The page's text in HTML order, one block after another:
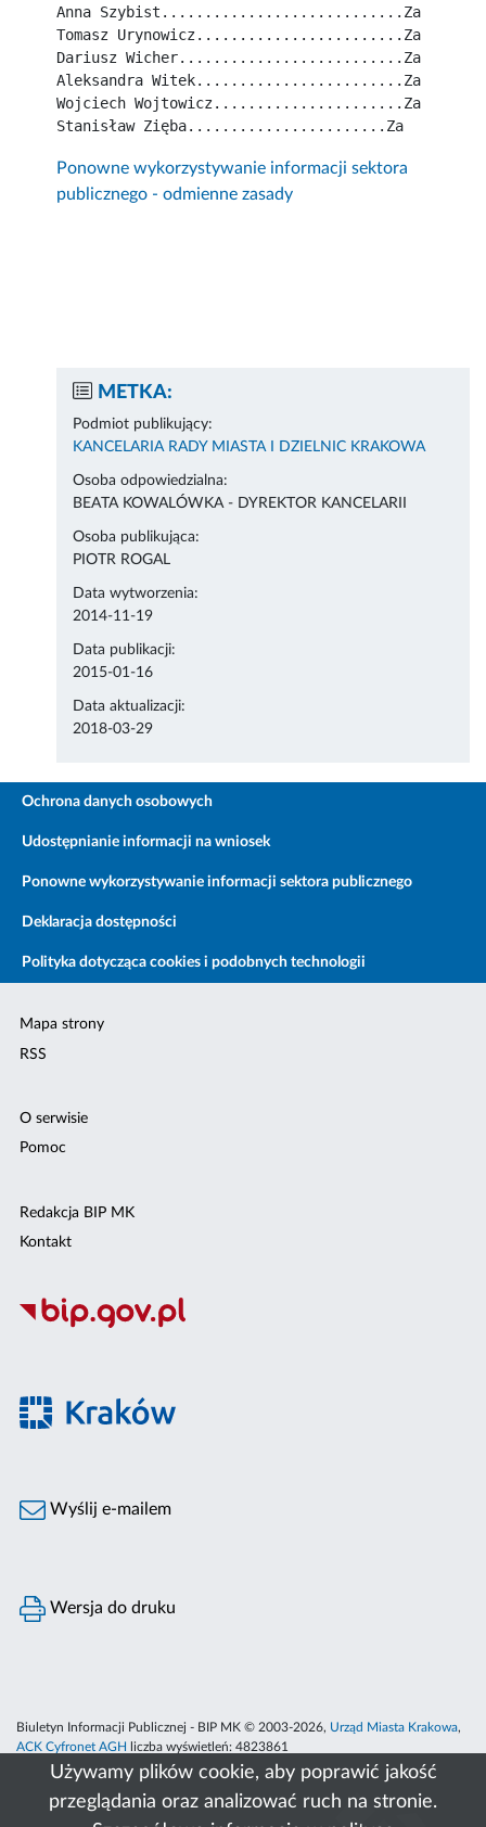
Używamy plików cookie, aby poprawić jakość
przeglądania oraz analizować ruch na stronie.
Anna Szybist............................Za
Tomasz Urynowicz........................Za
Dariusz Wicher..........................Za
Aleksandra Witek........................Za
Wojciech Wojtowicz......................Za
Stanisław Zięba.......................Za
Ponowne wykorzystywanie informacji sektora
publicznego - odmienne zasady
METKA:
Podmiot publikujący:
KANCELARIA RADY MIASTA I DZIELNIC KRAKOWA
Osoba odpowiedzialna:
BEATA KOWALÓWKA - DYREKTOR KANCELARII
Osoba publikująca:
PIOTR ROGAL
Data wytworzenia:
2014-11-19
Data publikacji:
2015-01-16
Data aktualizacji:
2018-03-29
Ochrona danych osobowych
Udostępnianie informacji na wniosek
Ponowne wykorzystywanie informacji sektora publicznego
Deklaracja dostępności
Polityka dotycząca cookies i podobnych technologii
Mapa strony
RSS
O serwisie
Pomoc
Redakcja BIP MK
Kontakt
Wyślij e-mailem
Wersja do druku
Biuletyn Informacji Publicznej - BIP MK © 2003-2026, Urząd Miasta Krakowa,
ACK Cyfronet AGH
liczba wyświetleń: 4823861